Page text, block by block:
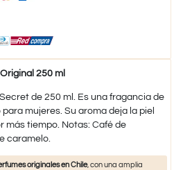
250 ml
de 250 ml. Es una fragancia de
mujeres. Su aroma deja la piel
más tiempo. Notas: Café de
caramelo.
originales en Chile, con una amplia